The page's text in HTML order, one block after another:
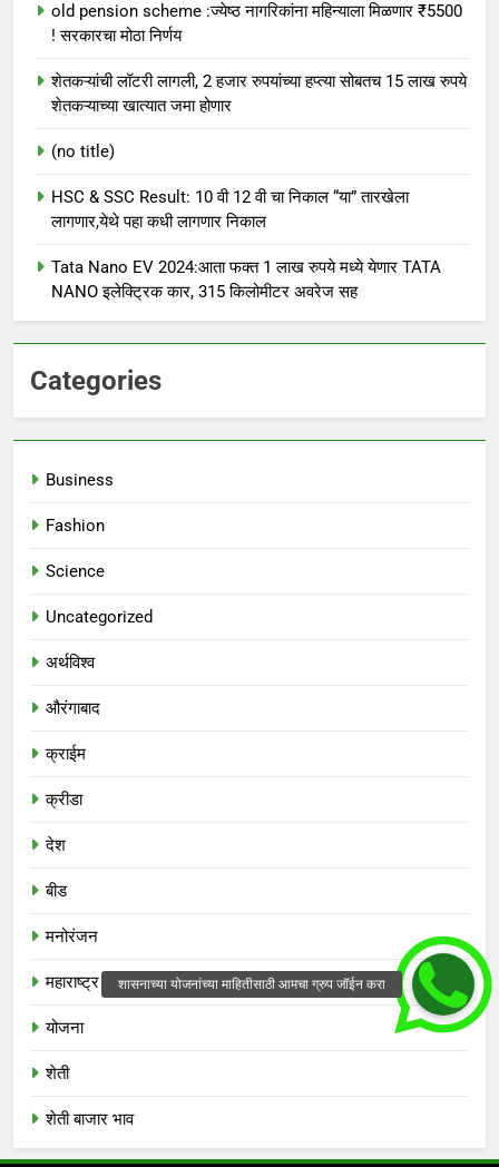
old pension scheme :ज्येष्ठ नागरिकांना महिन्याला मिळणार ₹5500
! सरकारचा मोठा निर्णय
शेतकऱ्यांची लॉटरी लागली, 2 हजार रुपयांच्या हप्त्या सोबतच 15 लाख रुपये
शेतकऱ्याच्या खात्यात जमा होणार
(no title)
HSC & SSC Result: 10 वी 12 वी चा निकाल “या” तारखेला
लागणार,येथे पहा कधी लागणार निकाल
Tata Nano EV 2024:आता फक्त 1 लाख रुपये मध्ये येणार TATA
NANO इलेक्ट्रिक कार, 315 किलोमीटर अवरेज सह
Categories
Business
Fashion
Science
Uncategorized
अर्थविश्व
औरंगाबाद
क्राईम
क्रीडा
देश
बीड
मनोरंजन
महाराष्ट्र
योजना
शेती
शेती बाजार भाव